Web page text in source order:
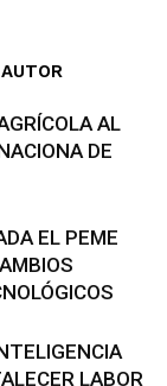
AL
DE
EL PEME
LABOR